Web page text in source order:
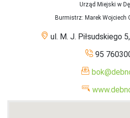
Urząd Miejski w
Burmistrz: Marek Wojciech
ul. M. J. Piłsudskiego
95